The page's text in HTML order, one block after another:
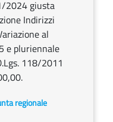
2024 giusta
Indirizzi
al
e pluriennale
118/2011
regionale